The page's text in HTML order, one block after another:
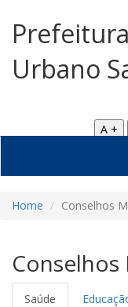
Urbano
A +
Home Conselhos
Saúde